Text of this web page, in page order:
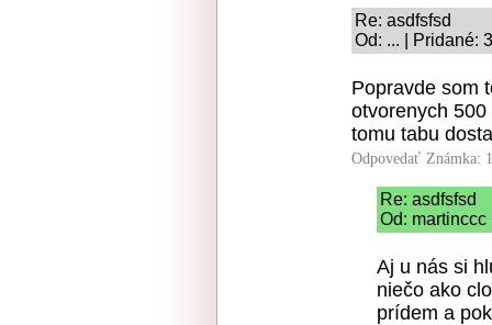
Re: asdfsfsd
Od: ... | Pridané:
Popravde som
otvorenych
tomu tabu
Odpovedať Známka:
Re: asdfsfsd
Od:
Aj u nás si
niečo ako
prídem a